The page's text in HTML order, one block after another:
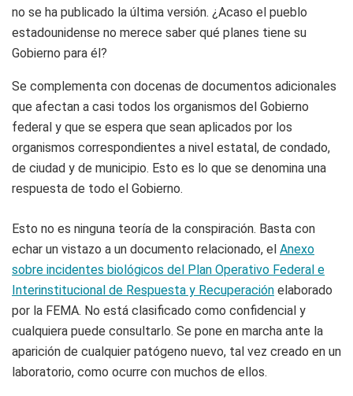
no se ha publicado la última versión. ¿Acaso el pueblo
estadounidense no merece saber qué planes tiene su
Gobierno para él?
Se complementa con docenas de documentos adicionales
que afectan a casi todos los organismos del Gobierno
federal y que se espera que sean aplicados por los
organismos correspondientes a nivel estatal, de condado,
de ciudad y de municipio. Esto es lo que se denomina una
respuesta de todo el Gobierno.
Esto no es ninguna teoría de la conspiración. Basta con
echar un vistazo a un documento relacionado, el Anexo
sobre incidentes biológicos del Plan Operativo Federal e
Interinstitucional de Respuesta y Recuperación elaborado
por la FEMA. No está clasificado como confidencial y
cualquiera puede consultarlo. Se pone en marcha ante la
aparición de cualquier patógeno nuevo, tal vez creado en un
laboratorio, como ocurre con muchos de ellos.